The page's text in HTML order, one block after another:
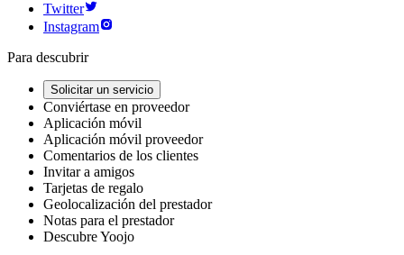
Twitter
Instagram
Para descubrir
Solicitar un servicio
Conviértase en proveedor
Aplicación móvil
Aplicación móvil proveedor
Comentarios de los clientes
Invitar a amigos
Tarjetas de regalo
Geolocalización del prestador
Notas para el prestador
Descubre Yoojo